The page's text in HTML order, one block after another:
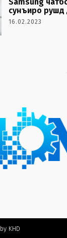
сунъиро рушд
16.02.2023
by KHD